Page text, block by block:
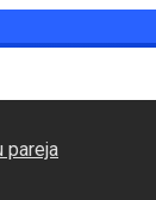
pareja